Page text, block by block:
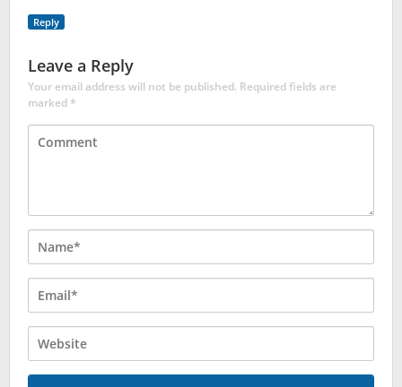
Reply
Leave a Reply
Your email address will not be published. Required fields are
marked*